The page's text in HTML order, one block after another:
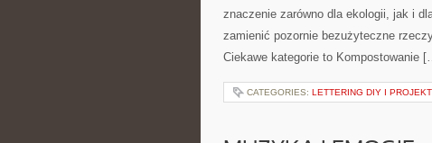
znaczenie zarówno dla ekologii, jak i
zamienić pozornie bezużyteczne
Ciekawe kategorie to Kompostowanie
CATEGORIES: LETTERING DIY I